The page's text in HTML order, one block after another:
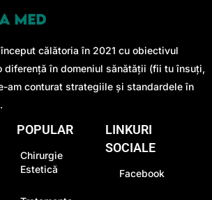
călătoria în 2021 cu obiectivul
diferență în domeniul sănătății (fii tu însuți,
am conturat strategiile și standardele în
POPULAR
Chirurgie
Estetică
LINKURI
SOCIALE
Facebook